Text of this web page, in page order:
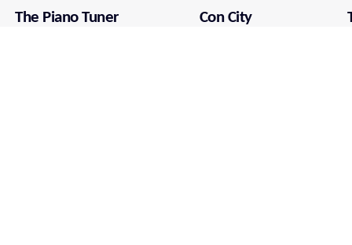
The Piano Tuner Con City